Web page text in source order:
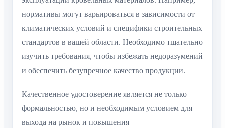
нормативы могут варьироваться в зависимости от
климатических условий и специфики строительных
стандартов в вашей области. Необходимо тщательно
изучить требования, чтобы избежать недоразумений
и обеспечить безупречное качество продукции.
Качественное удостоверение является не только
формальностью, но и необходимым условием для
выхода на рынок и повышения